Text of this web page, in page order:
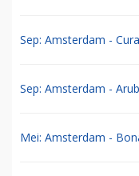
Sep: Amsterdam -
Sep: Amsterdam -
Mei: Amsterdam -